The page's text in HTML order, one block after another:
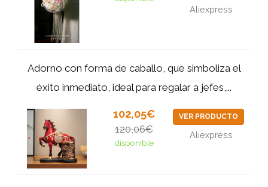
Aliexpress
Adorno con forma de caballo, que simboliza el
éxito inmediato, ideal para regalar a jefes,...
102,05€
120,06€
disponible
VER PRODUCTO
Aliexpress